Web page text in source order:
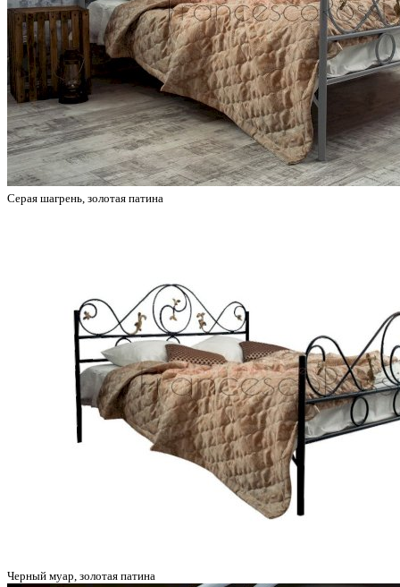
Серая шагрень, золотая патина
Черный муар, золотая патина